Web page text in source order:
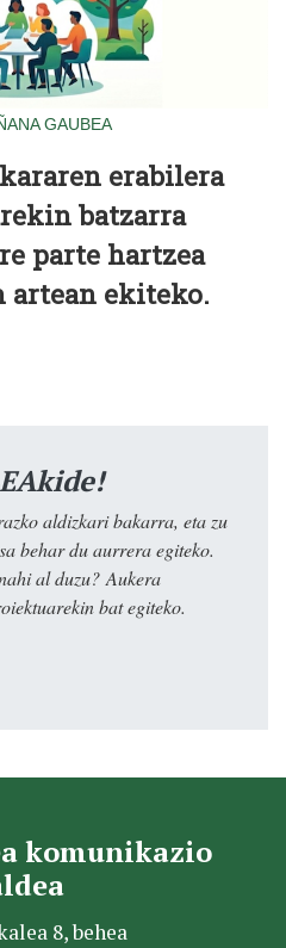
GAUBEA
erabilera
batzarra
parte hartzea
artean ekiteko.
aldizkari bakarra, eta zu
behar du aurrera egiteko.
al duzu? Aukera
bat egiteko.
komunikazio
8, behea